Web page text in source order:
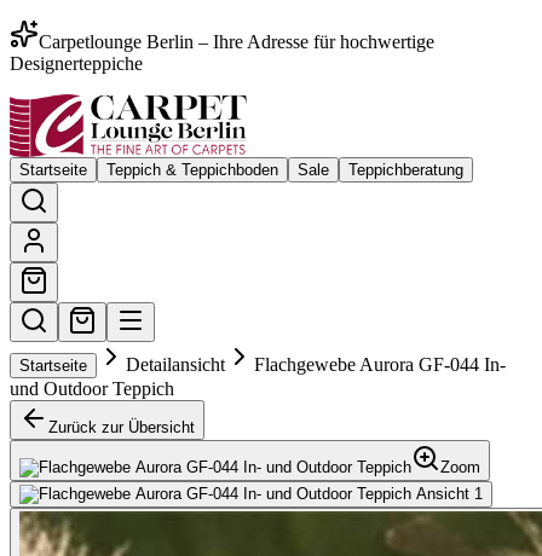
Carpetlounge Berlin – Ihre Adresse für hochwertige
Designerteppiche
Startseite Teppich & Teppichboden Sale Teppichberatung
Startseite Detailansicht
Flachgewebe Aurora GF-044 In-
und Outdoor Teppich
Zurück zur Übersicht
Zoom